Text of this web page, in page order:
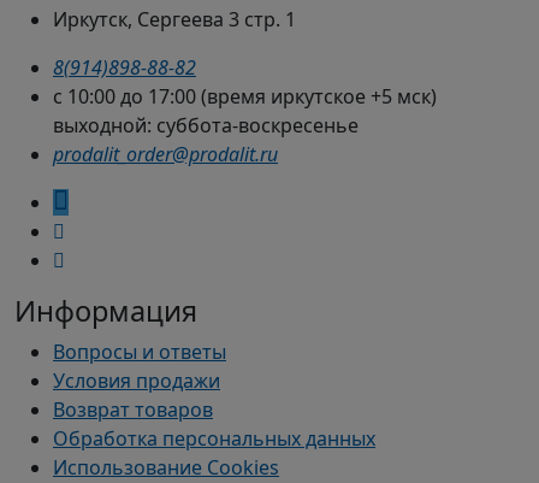
Иркутск, Сергеева 3 стр. 1
8(914)898-88-82
с 10:00 до 17:00 (время иркутское +5 мск)
выходной: суббота-воскресенье
prodalit_order@prodalit.ru
Информация
Вопросы и ответы
Условия продажи
Возврат товаров
Обработка персональных данных
Использование Cookies